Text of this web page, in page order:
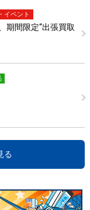
イベント
期間限定“出張買取
る